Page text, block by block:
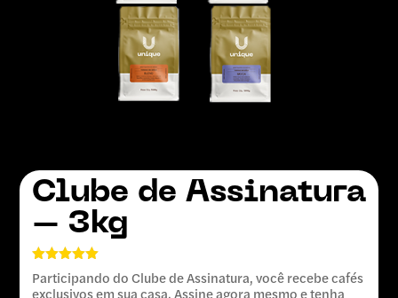
Clube de Assinatura
– 3kg
Avaliado
como5.00
Participando do Clube de Assinatura, você recebe cafés